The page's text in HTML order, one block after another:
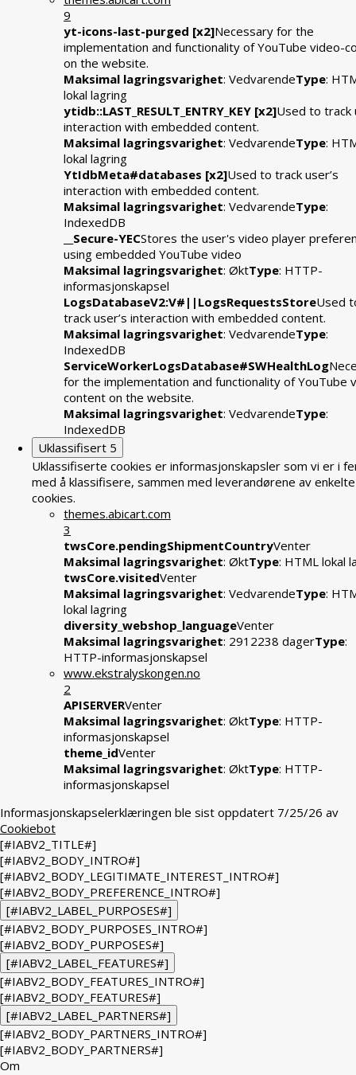
9
yt-icons-last-purged [x2]Necessary for the
implementation and functionality of YouTube video-
on the website.
Maksimal lagringsvarighet: VedvarendeType:
lokal lagring
ytidb::LAST_RESULT_ENTRY_KEY [x2]Used to track
interaction with embedded content.
Maksimal lagringsvarighet: VedvarendeType:
lokal lagring
YtIdbMeta#databases [x2]Used to track user’s
interaction with embedded content.
Maksimal lagringsvarighet: VedvarendeType:
IndexedDB
__Secure-YECStores the user's video player
using embedded YouTube video
Maksimal lagringsvarighet: ØktType: HTTP-
informasjonskapsel
LogsDatabaseV2:V#||LogsRequestsStoreUsed
track user’s interaction with embedded content.
Maksimal lagringsvarighet: VedvarendeType:
IndexedDB
ServiceWorkerLogsDatabase#SWHealthLog
for the implementation and functionality of YouTube
content on the website.
Maksimal lagringsvarighet: VedvarendeType:
IndexedDB
Uklassifisert 5
Uklassifiserte cookies er informasjonskapsler som vi er i
med å klassifisere, sammen med leverandørene av enkelte
cookies.
themes.abicart.com
3
twsCore.pendingShipmentCountryVenter
Maksimal lagringsvarighet: ØktType: HTML lokal
twsCore.visitedVenter
Maksimal lagringsvarighet: VedvarendeType:
lokal lagring
diversity_webshop_languageVenter
Maksimal lagringsvarighet: 2912238 dagerType:
HTTP-informasjonskapsel
www.ekstralyskongen.no
2
APISERVERVenter
Maksimal lagringsvarighet: ØktType: HTTP-
informasjonskapsel
theme_idVenter
Maksimal lagringsvarighet: ØktType: HTTP-
informasjonskapsel
Informasjonskapselerklæringen ble sist oppdatert 7/25/26 av
Cookiebot
[#IABV2_TITLE#]
[#IABV2_BODY_INTRO#]
[#IABV2_BODY_LEGITIMATE_INTEREST_INTRO#]
[#IABV2_BODY_PREFERENCE_INTRO#]
[#IABV2_LABEL_PURPOSES#]
[#IABV2_BODY_PURPOSES_INTRO#]
[#IABV2_BODY_PURPOSES#]
[#IABV2_LABEL_FEATURES#]
[#IABV2_BODY_FEATURES_INTRO#]
[#IABV2_BODY_FEATURES#]
[#IABV2_LABEL_PARTNERS#]
[#IABV2_BODY_PARTNERS_INTRO#]
[#IABV2_BODY_PARTNERS#]
Om